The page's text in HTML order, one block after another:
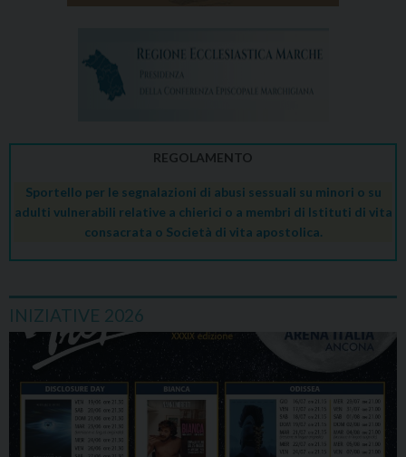
REGOLAMENTO
Sportello per le segnalazioni di abusi sessuali su minori o su
adulti vulnerabili relative a chierici o a membri di Istituti di vita
consacrata o Società di vita apostolica.
INIZIATIVE 2026